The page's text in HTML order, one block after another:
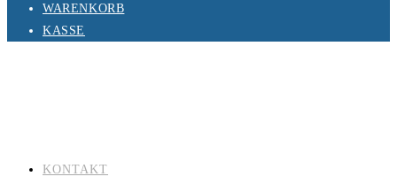
WARENKORB
KASSE
KONTAKT